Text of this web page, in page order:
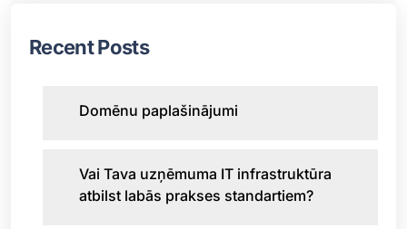
Recent Posts
Domēnu paplašinājumi
Vai Tava uzņēmuma IT infrastruktūra
atbilst labās prakses standartiem?